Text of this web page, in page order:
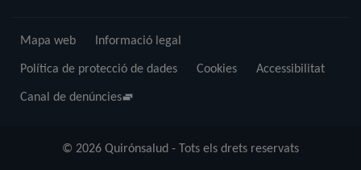
una
finestra
una
finestra
una
finestra
finestrafinestra
© 2026 Quirónsalud - Tots els drets reservats
Mapa web
Informació legal
Política de protecció de dades
Cookies
Accessibilitat
Canal de denúncies